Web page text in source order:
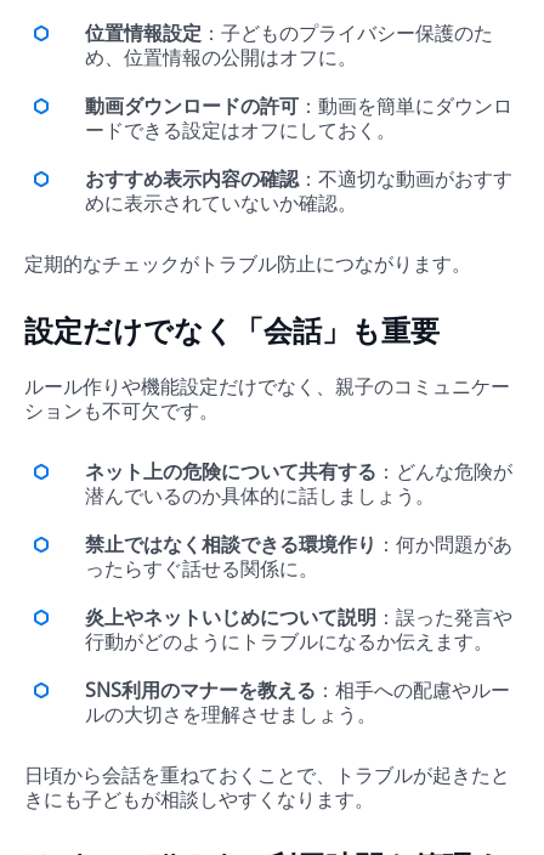
位置情報設定 ：子どものプライバシー保護のた
め、位置情報の公開はオフに。
動画ダウンロードの許可 ：動画を簡単にダウンロ
ードできる設定はオフにしておく。
おすすめ表示内容の確認：不適切な動画がおすす
めに表示されていないか確認。
定期的なチェックがトラブル防止につながります。
設定だけでなく「会話」も重要
ルール作りや機能設定だけでなく、親子のコミュニケー
ションも不可欠です。
ネット上の危険について共有する ：どんな危険が
潜んでいるのか具体的に話しましょう。
禁止ではなく相談できる環境作り ：何か問題があ
ったらすぐ話せる関係に。
炎上やネットいじめについて説明 ：誤った発言や
行動がどのようにトラブルになるか伝えます。
SNS利用のマナーを教える ：相手への配慮やルー
ルの大切さを理解させましょう。
日頃から会話を重ねておくことで、トラブルが起きたと
きにも子どもが相談しやすくなります。